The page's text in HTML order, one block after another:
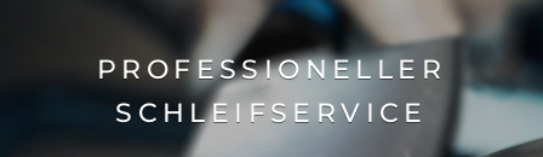
PROFESSIONELLER
SCHLEIFSERVICE